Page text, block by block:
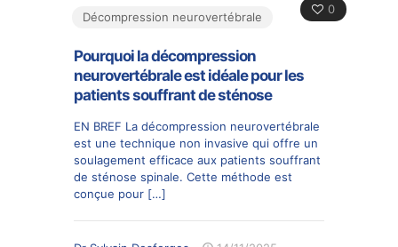
0
Décompression neurovertébrale
Pourquoi la décompression
neurovertébrale est idéale pour les
patients souffrant de sténose
EN BREF La décompression neurovertébrale
est une technique non invasive qui offre un
soulagement efficace aux patients souffrant
de sténose spinale. Cette méthode est
conçue pour […]